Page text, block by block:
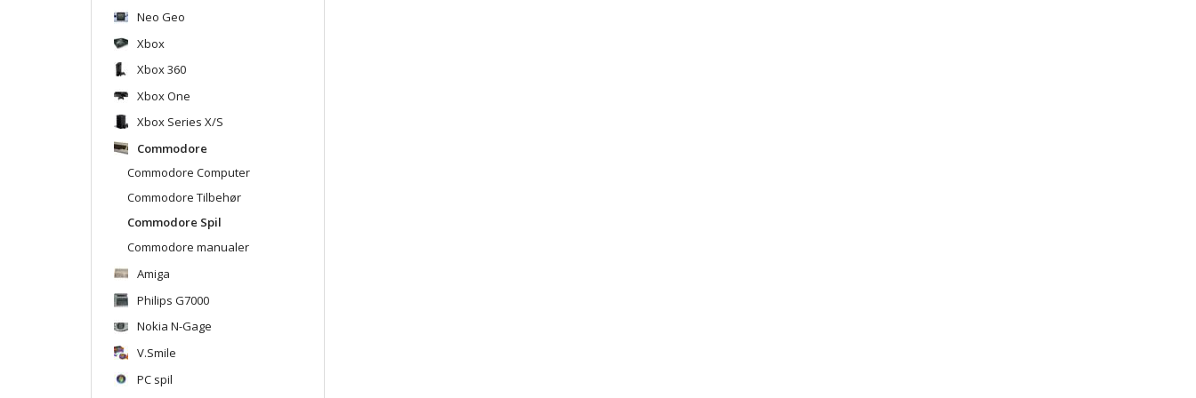
Neo Geo
Xbox
Xbox 360
Xbox One
Xbox Series X/S
Commodore
Commodore Computer
Commodore Tilbehør
Commodore Spil
Commodore manualer
Amiga
Philips G7000
Nokia N-Gage
V.Smile
PC spil